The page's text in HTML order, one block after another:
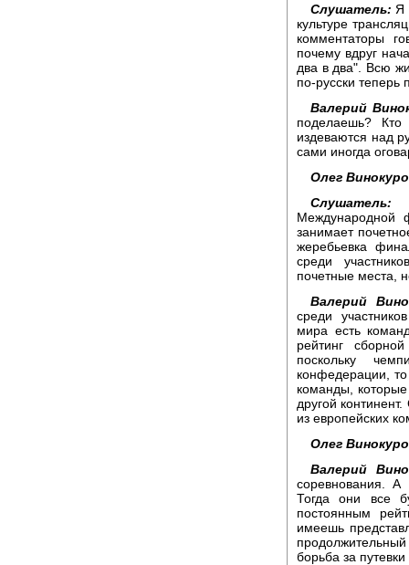
Слушатель: Я
культуре
комментаторы
почему вдруг
два в два". Всю
по-русски теперь
Валерий
поделаешь?
издеваются над
сами иногда
Олег
Слушатель:
Международной
занимает
жеребьевка
среди
почетные места,
Валерий
среди
мира есть
рейтинг
поскольку
конфедерации, то
команды,
другой
из европейских
Олег
Валерий
соревнования. А
Тогда они все
постоянным
имеешь
борьба за